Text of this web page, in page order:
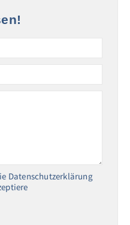
Datenschutzerklärung